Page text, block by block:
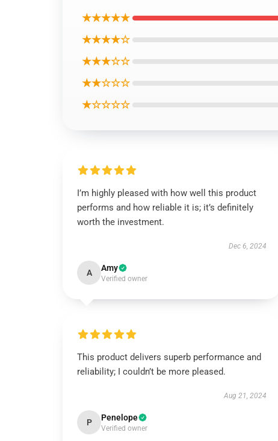
★★★★★
★★★★☆
★★★☆☆
★★☆☆☆
★☆☆☆☆
I’m highly pleased with how well this product
performs and how reliable it is; it’s definitely
worth the investment.
Dec 6, 2024
A Amy
Verified owner
This product delivers superb performance and
reliability; I couldn’t be more pleased.
Aug 21, 2024
P Penelope
Verified owner